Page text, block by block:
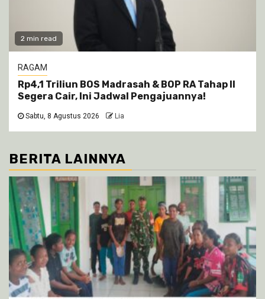
2 min read
RAGAM
Rp4,1 Triliun BOS Madrasah & BOP RA Tahap II
Segera Cair, Ini Jadwal Pengajuannya!
Sabtu, 8 Agustus 2026 Lia
BERITA LAINNYA